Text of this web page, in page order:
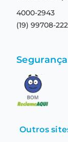
4000-2943
(19) 99708-
Outros